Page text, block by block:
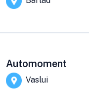
Automoment
Vaslui